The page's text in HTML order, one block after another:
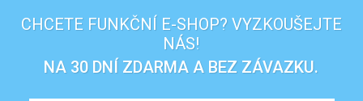
CHCETE FUNKČNÍ E-SHOP? VYZKOUŠEJTE
NÁS!
NA 30 DNÍ ZDARMA A BEZ ZÁVAZKU.